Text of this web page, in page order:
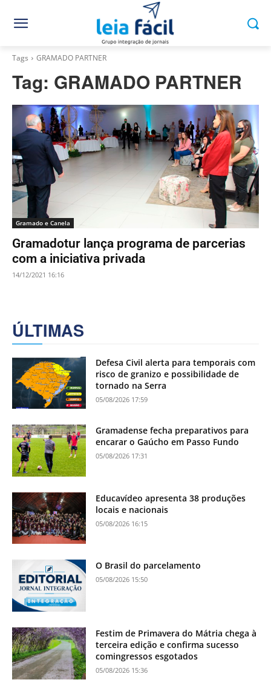
Tags GRAMADO PARTNER
Tag: GRAMADO PARTNER
Gramado e Canela
Gramadotur lança programa de parcerias
com a iniciativa privada
14/12/2021 16:16
ÚLTIMAS
Defesa Civil alerta para temporais com
risco de granizo e possibilidade de
tornado na Serra
05/08/2026 17:59
Gramadense fecha preparativos para
encarar o Gaúcho em Passo Fundo
05/08/2026 17:31
Educavídeo apresenta 38 produções
locais e nacionais
05/08/2026 16:15
O Brasil do parcelamento
05/08/2026 15:50
Festim de Primavera do Mátria chega à
terceira edição e confirma sucesso
comingressos esgotados
05/08/2026 15:36